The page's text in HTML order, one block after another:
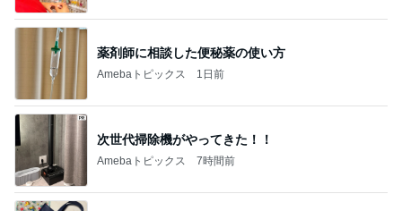
薬剤師に相談した便秘薬の使い方
Amebaトピックス 1日前
次世代掃除機がやってきた！！
Amebaトピックス 7時間前